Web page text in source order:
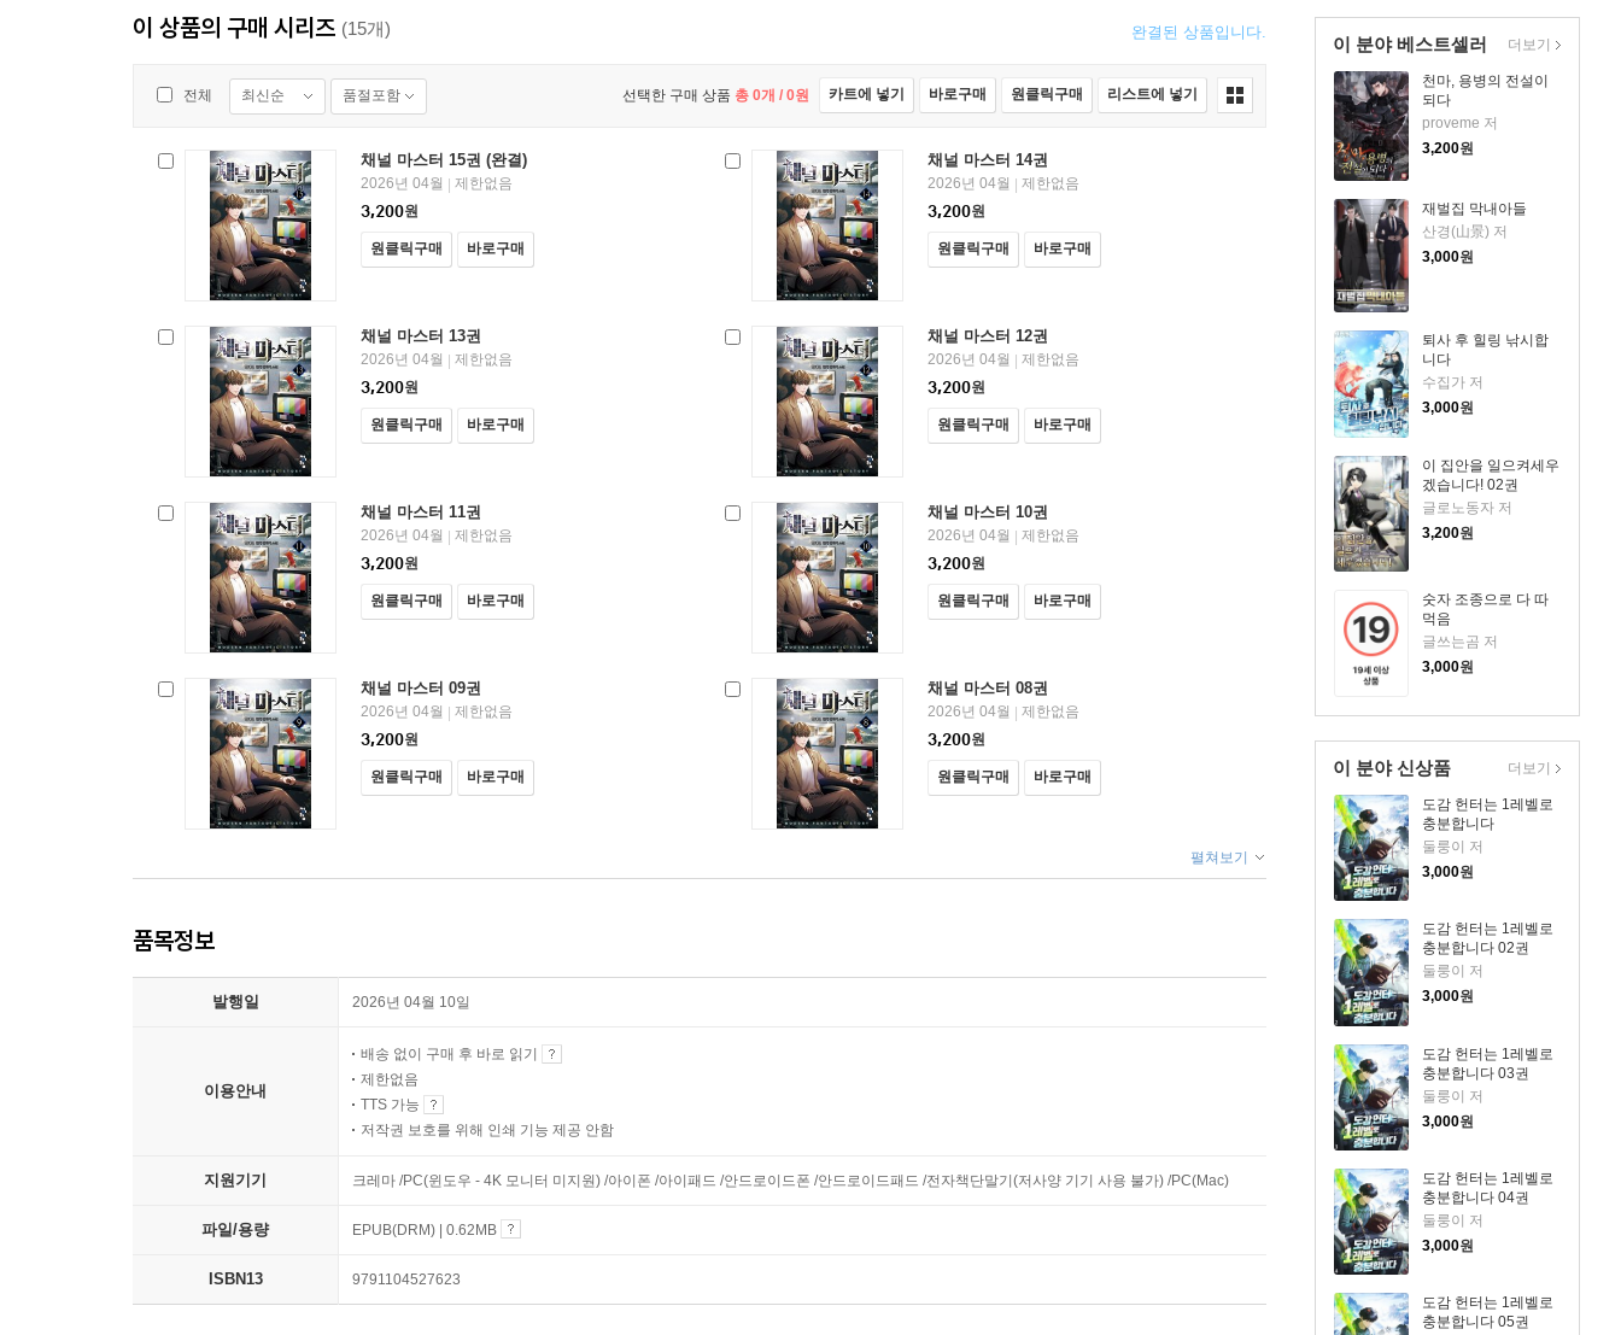
이 분야 베스트셀러
천마, 용병의 전설이
되다
proveme 저
3,200원
재벌집 막내아들
산경(山景) 저
3,000원
퇴사 후 힐링 낚시합
니다
수집가 저
3,000원
이 집안을 일으켜세우
겠습니다! 02권
글로노동자 저
3,200원
숫자 조종으로 다 따
먹음
글쓰는곰 저
3,000원
더보기
이 분야 신상품
도감 헌터는 1레벨로
충분합니다
둘룽이 저
3,000원
도감 헌터는 1레벨로
충분합니다 02권
둘룽이 저
3,000원
도감 헌터는 1레벨로
충분합니다 03권
둘룽이 저
3,000원
도감 헌터는 1레벨로
충분합니다 04권
둘룽이 저
3,000원
도감 헌터는 1레벨로
충분합니다 05권
더보기
이 상품의 구매 시리즈 (15개) 완결된 상품입니다.
전체 최신순 품절포함 선택한 구매 상품 총 0개 / 0원 카트에 넣기 바로구매 원클릭구매 리스트에 넣기
채널 마스터 15권 (완결)
2026년 04월
제한없음
3,200원
원클릭구매 바로구매
채널 마스터 14권
2026년 04월
제한없음
3,200원
원클릭구매 바로구매
채널 마스터 13권
2026년 04월
제한없음
3,200원
원클릭구매 바로구매
채널 마스터 12권
2026년 04월
제한없음
3,200원
원클릭구매 바로구매
채널 마스터 11권
2026년 04월
제한없음
3,200원
원클릭구매 바로구매
채널 마스터 10권
2026년 04월
제한없음
3,200원
원클릭구매 바로구매
채널 마스터 09권
2026년 04월
제한없음
3,200원
원클릭구매 바로구매
채널 마스터 08권
2026년 04월
제한없음
3,200원
원클릭구매 바로구매
펼쳐보기
품목정보
발행일 2026년 04월 10일
이용안내
배송 없이 구매 후 바로 읽기
제한없음
TTS 가능
저작권 보호를 위해 인쇄 기능 제공 안함
지원기기 크레마 /PC(윈도우 - 4K 모니터 미지원) /아이폰 /아이패드 /안드로이드폰 /안드로이드패드 /전자책단말기(저사양 기기 사용 불가) /PC(Mac)
파일/용량 EPUB(DRM) | 0.62MB
ISBN13 9791104527623